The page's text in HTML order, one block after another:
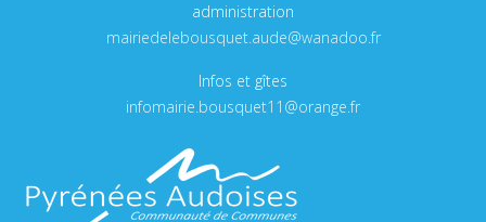
administration
mairiedelebousquet.aude@wanadoo.fr
Infos et gîtes
infomairie.bousquet11@orange.fr